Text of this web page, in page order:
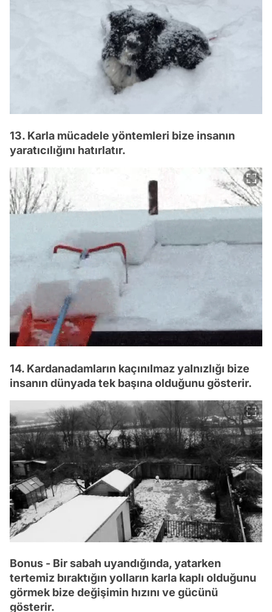
13. Karla mücadele yöntemleri bize insanın
yaratıcılığını hatırlatır.
14. Kardanadamların kaçınılmaz yalnızlığı bize
insanın dünyada tek başına olduğunu gösterir.
Bonus - Bir sabah uyandığında, yatarken
tertemiz bıraktığın yolların karla kaplı olduğunu
görmek bize değişimin hızını ve gücünü
gösterir.